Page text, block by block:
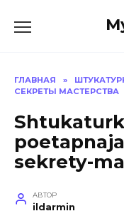
ГЛАВНАЯ »
СЕКРЕТЫ МАСТЕРСТВА
sekrety-
АВТОР
ildarmin